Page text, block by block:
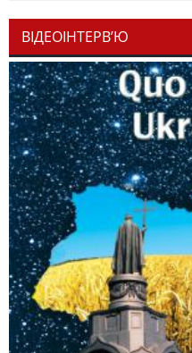
ВІДЕОІНТЕРВ’Ю